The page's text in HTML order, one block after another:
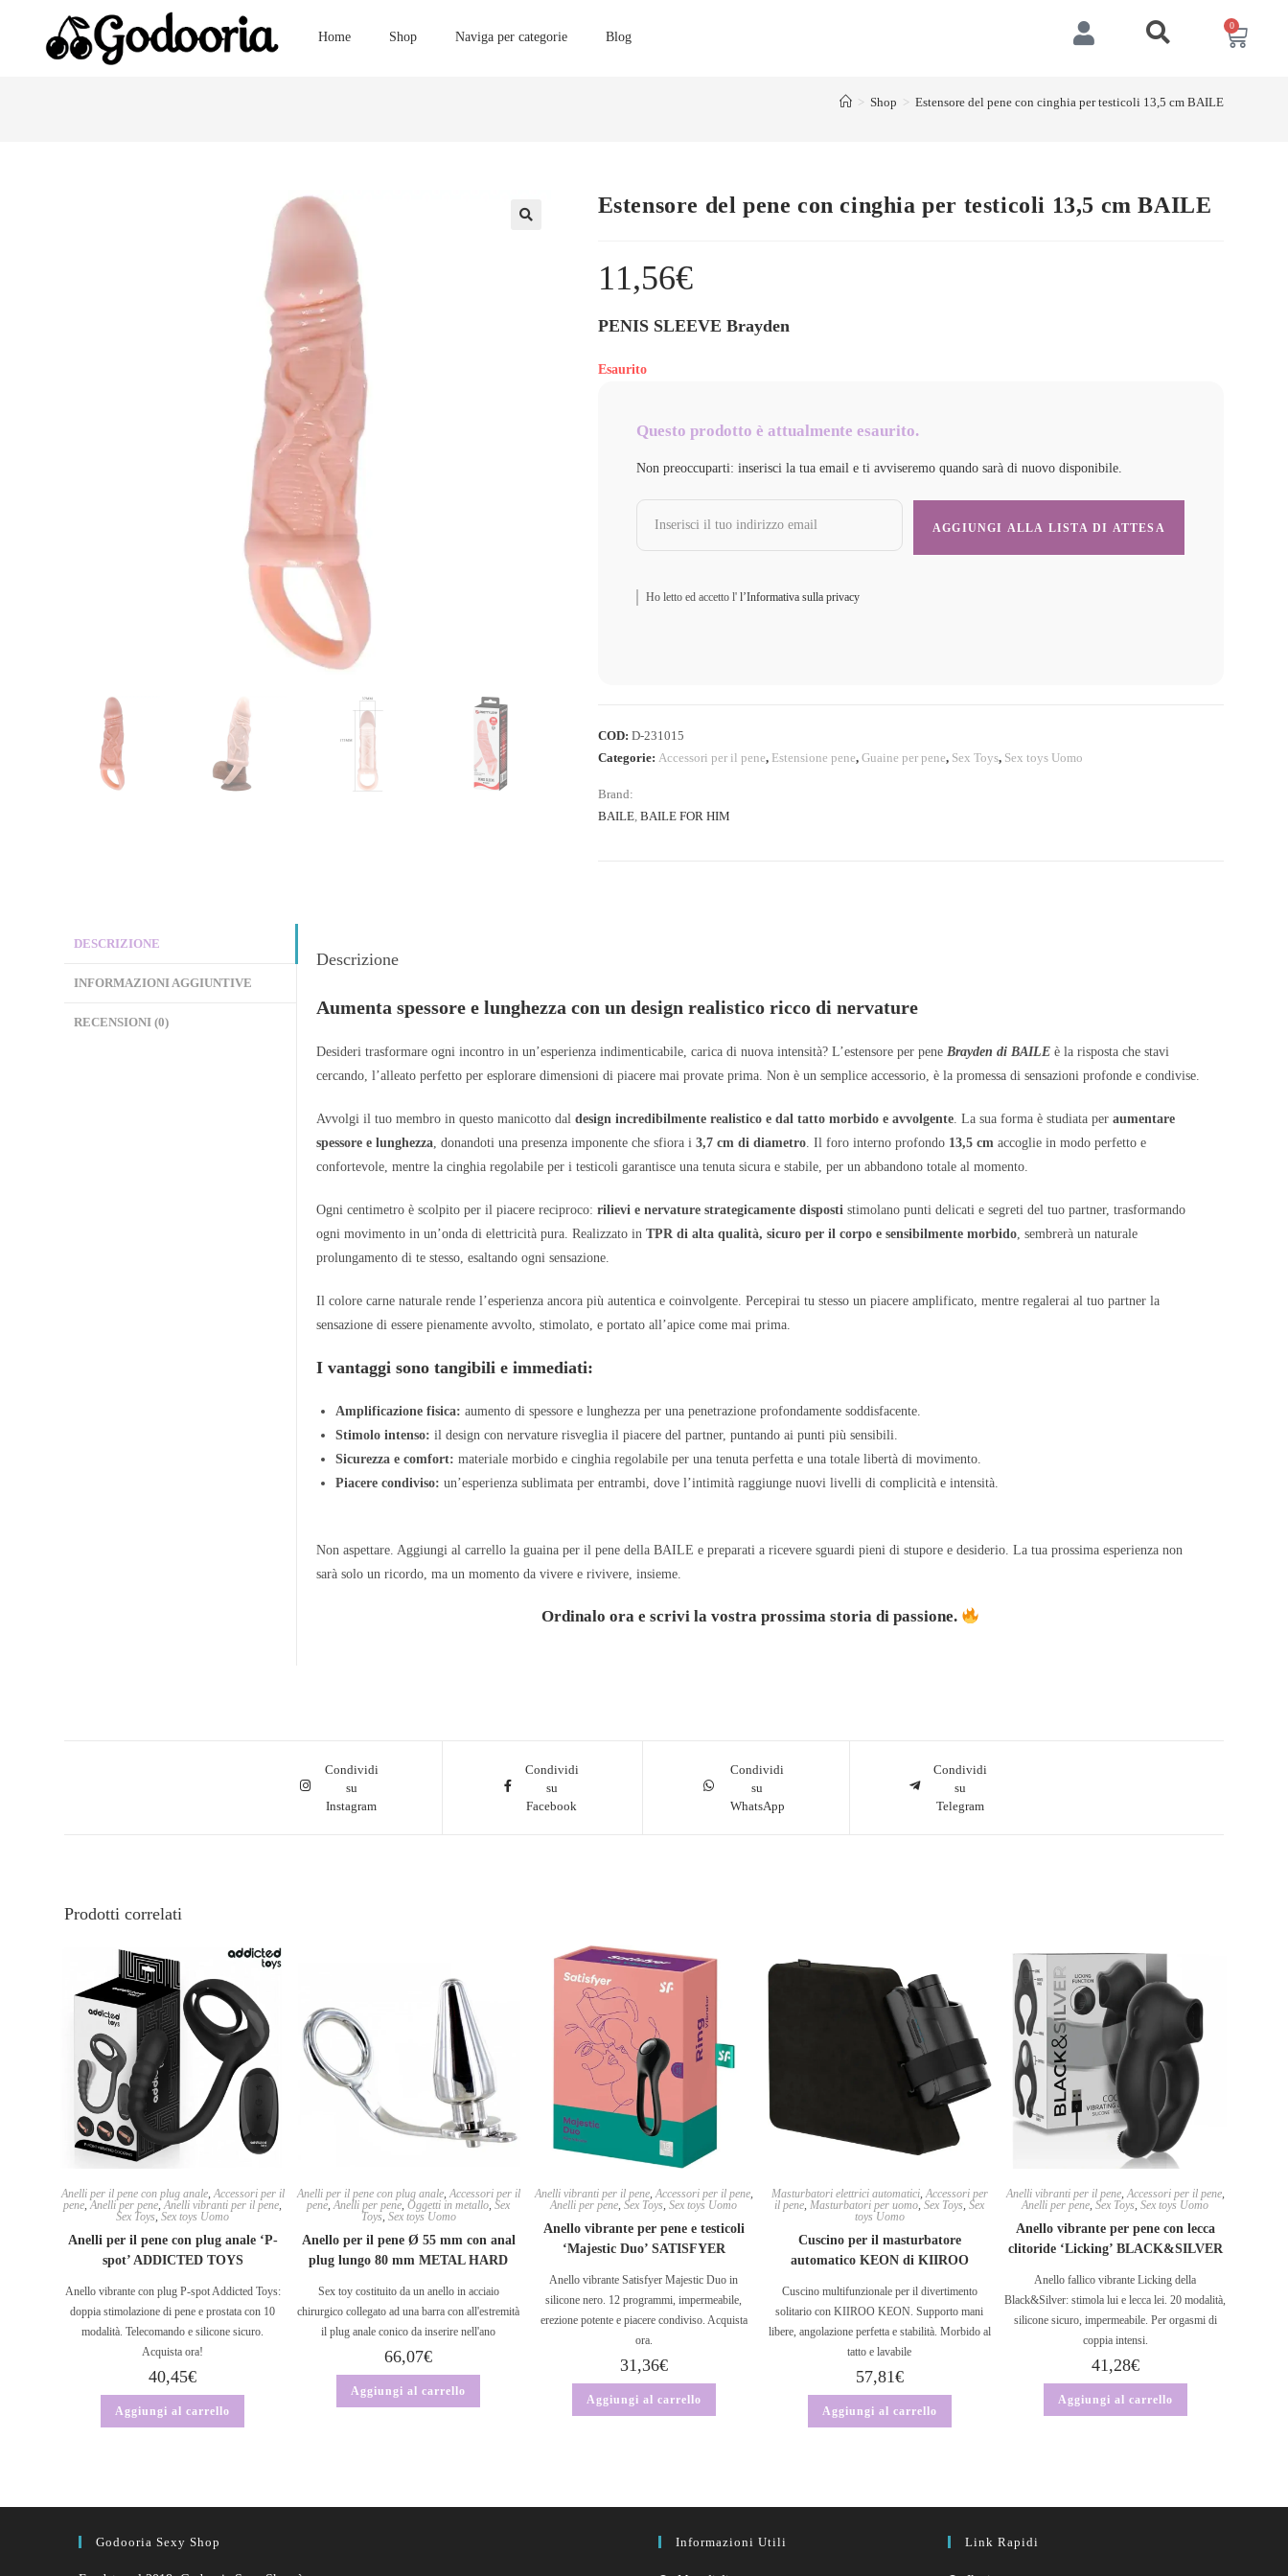
Home Shop Naviga per categorie Blog
0
> Shop > Estensore del pene con cinghia per testicoli 13,5 cm BAILE
Estensore del pene con cinghia per testicoli 13,5 cm BAILE
11,56€
PENIS SLEEVE Brayden
Esaurito
Questo prodotto è attualmente esaurito.
Non preoccuparti: inserisci la tua email e ti avviseremo quando sarà di nuovo disponibile.
Ho letto ed accetto l'l’Informativa sulla privacy
COD: D-231015
Categorie: Accessori per il pene, Estensione pene, Guaine per pene, Sex Toys, Sex toys Uomo
Brand:
BAILE, BAILE FOR HIM
DESCRIZIONE
INFORMAZIONI AGGIUNTIVE
RECENSIONI (0)
Descrizione
Aumenta spessore e lunghezza con un design realistico ricco di nervature
Desideri trasformare ogni incontro in un’esperienza indimenticabile, carica di nuova intensità? L’estensore per peneBrayden di BAILE è la risposta che stavi
cercando, l’alleato perfetto per esplorare dimensioni di piacere mai provate prima. Non è un semplice accessorio, è la promessa di sensazioni profonde e condivise.
Avvolgi il tuo membro in questo manicotto daldesign incredibilmente realistico e dal tatto morbido e avvolgente. La sua forma è studiata peraumentare
spessore e lunghezza, donandoti una presenza imponente che sfiora i3,7 cm di diametro. Il foro interno profondo 13,5 cm accoglie in modo perfetto e
confortevole, mentre la cinghia regolabile per i testicoli garantisce una tenuta sicura e stabile, per un abbandono totale al momento.
Ogni centimetro è scolpito per il piacere reciproco:rilievi e nervature strategicamente disposti stimolano punti delicati e segreti del tuo partner, trasformando
ogni movimento in un’onda di elettricità pura. Realizzato inTPR di alta qualità, sicuro per il corpo e sensibilmente morbido, sembrerà un naturale
prolungamento di te stesso, esaltando ogni sensazione.
Il colore carne naturale rende l’esperienza ancora più autentica e coinvolgente. Percepirai tu stesso un piacere amplificato, mentre regalerai al tuo partner la
sensazione di essere pienamente avvolto, stimolato, e portato all’apice come mai prima.
I vantaggi sono tangibili e immediati:
Amplificazione fisica: aumento di spessore e lunghezza per una penetrazione profondamente soddisfacente.
Stimolo intenso: il design con nervature risveglia il piacere del partner, puntando ai punti più sensibili.
Sicurezza e comfort: materiale morbido e cinghia regolabile per una tenuta perfetta e una totale libertà di movimento.
Piacere condiviso: un’esperienza sublimata per entrambi, dove l’intimità raggiunge nuovi livelli di complicità e intensità.
Non aspettare. Aggiungi al carrello la guaina per il pene della BAILE e preparati a ricevere sguardi pieni di stupore e desiderio. La tua prossima esperienza non
sarà solo un ricordo, ma un momento da vivere e rivivere, insieme.
Ordinalo ora e scrivi la vostra prossima storia di passione.
Condividi
su
Instagram
Condividi
su
Facebook
Condividi
su
WhatsApp
Condividi
su
Telegram
Prodotti correlati
Anelli per il pene con plug anale,Accessori per il
pene,Anelli per pene,Anelli vibranti per il pene,
Sex Toys,Sex toys Uomo
Anelli per il pene con plug anale ‘P-
spot’ ADDICTED TOYS
Anello vibrante con plug P-spot Addicted Toys:
doppia stimolazione di pene e prostata con 10
modalità. Telecomando e silicone sicuro.
Acquista ora!
40,45€
Aggiungi al carrello
Anelli per il pene con plug anale,Accessori per il
pene,Anelli per pene,Oggetti in metallo,Sex
Toys, Sex toys Uomo
Anello per il pene Ø 55 mm con anal
plug lungo 80 mm METAL HARD
Sex toy costituito da un anello in acciaio
chirurgico collegato ad una barra con all'estremità
il plug anale conico da inserire nell'ano
66,07€
Aggiungi al carrello
Anelli vibranti per il pene,Accessori per il pene,
Anelli per pene,Sex Toys,Sex toys Uomo
Anello vibrante per pene e testicoli
‘Majestic Duo’ SATISFYER
Anello vibrante Satisfyer Majestic Duo in
silicone nero. 12 programmi, impermeabile,
erezione potente e piacere condiviso. Acquista
ora.
31,36€
Aggiungi al carrello
Masturbatori elettrici automatici,Accessori per
il pene,Masturbatori per uomo,Sex Toys,Sex
toys Uomo
Cuscino per il masturbatore
automatico KEON di KIIROO
Cuscino multifunzionale per il divertimento
solitario con KIIROO KEON. Supporto mani
libere, angolazione perfetta e stabilità. Morbido al
tatto e lavabile
57,81€
Aggiungi al carrello
Anelli vibranti per il pene,Accessori per il pene,
Anelli per pene,Sex Toys,Sex toys Uomo
Anello vibrante per pene con lecca
clitoride ‘Licking’ BLACK&SILVER
Anello fallico vibrante Licking della
Black&Silver: stimola lui e lecca lei. 20 modalità,
silicone sicuro, impermeabile. Per orgasmi di
coppia intensi.
41,28€
Aggiungi al carrello
Godooria Sexy Shop Informazioni Utili Link Rapidi